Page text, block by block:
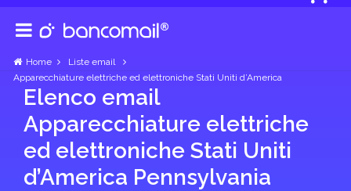
Home
Liste email
Apparecchiature elettriche ed elettroniche Stati Uniti d’America
Elenco email
Apparecchiature elettriche
ed elettroniche Stati Uniti
d’America Pennsylvania